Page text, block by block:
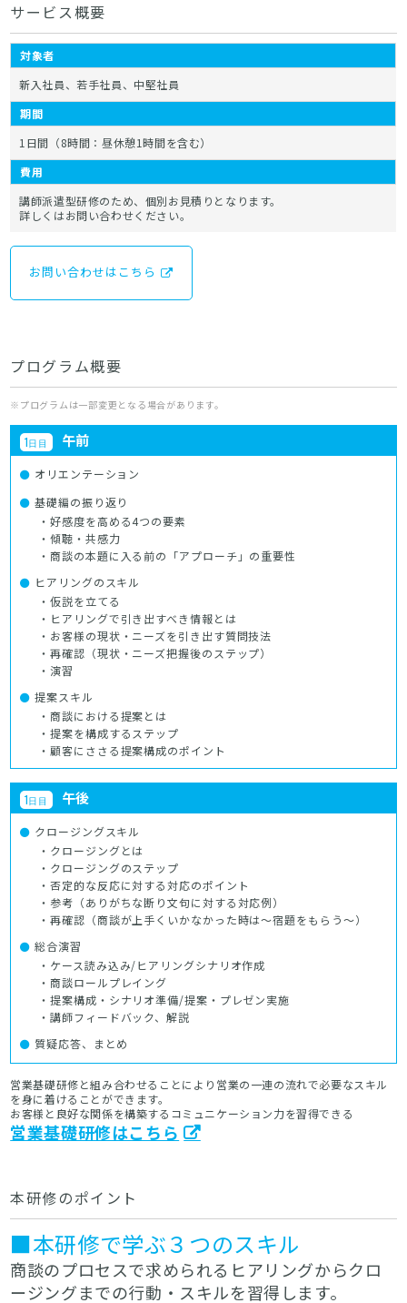
サービス概要
対象者
新入社員、若手社員、中堅社員
期間
1日間（8時間：昼休憩1時間を含む）
費用
講師派遣型研修のため、個別お見積りとなります。
詳しくはお問い合わせください。
お問い合わせはこちら
プログラム概要
※プログラムは一部変更となる場合があります。
1日目 午前
オリエンテーション
基礎編の振り返り
・好感度を高める4つの要素
・傾聴・共感力
・商談の本題に入る前の「アプローチ」の重要性
ヒアリングのスキル
・仮説を立てる
・ヒアリングで引き出すべき情報とは
・お客様の現状・ニーズを引き出す質問技法
・再確認（現状・ニーズ把握後のステップ）
・演習
提案スキル
・商談における提案とは
・提案を構成するステップ
・顧客にささる提案構成のポイント
1日目 午後
クロージングスキル
・クロージングとは
・クロージングのステップ
・否定的な反応に対する対応のポイント
・参考（ありがちな断り文句に対する対応例）
・再確認（商談が上手くいかなかった時は～宿題をもらう～）
総合演習
・ケース読み込み/ヒアリングシナリオ作成
・商談ロールプレイング
・提案構成・シナリオ準備/提案・プレゼン実施
・講師フィードバック、解説
質疑応答、まとめ
営業基礎研修と組み合わせることにより営業の一連の流れで必要なスキル
を身に着けることができます。
お客様と良好な関係を構築するコミュニケーション力を習得できる
営業基礎研修はこちら
本研修のポイント
■本研修で学ぶ３つのスキル
商談のプロセスで求められるヒアリングからクロ
ージングまでの行動・スキルを習得します。